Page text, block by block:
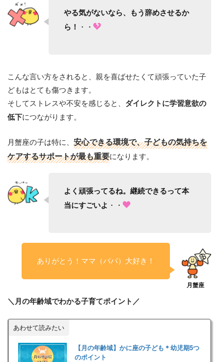
やる気がないなら、もう辞めさせるか
ら！ ・・
こんな言い方をされると、親を喜ばせたくて頑張っていた子
どもはとても傷つきます。
そしてストレスや不安を感じると、 ダイレクトに学習意欲の
低下につながります。
月蟹座の子は特に、 安心できる環境で、子どもの気持ちを
ケアするサポートが最も重要になります。
よく頑張ってるね。継続できるって本
当にすごいよ ・・
ありがとう！ママ（パパ）大好き！
＼月の年齢域でわかる子育てポイント／
あわせて読みたい
【月の年齢域】かに座の子ども＊幼児期5つ
のポイント